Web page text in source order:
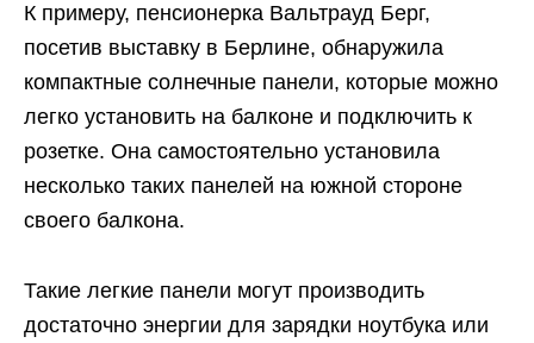
К примеру, пенсионерка Вальтрауд Берг,
посетив выставку в Берлине, обнаружила
компактные солнечные панели, которые можно
легко установить на балконе и подключить к
розетке. Она самостоятельно установила
несколько таких панелей на южной стороне
своего балкона.
Такие легкие панели могут производить
достаточно энергии для зарядки ноутбука или